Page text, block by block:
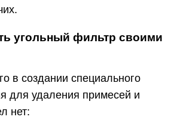
угольный фильтр своими
в создании специального
для удаления примесей и
нет: